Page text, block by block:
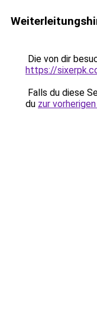
Die von dir
https://
Falls du diese
du zur